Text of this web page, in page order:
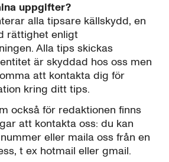
uppgifter?
alla tipsare källskydd, en
rättighet enligt
Alla tips skickas
är skyddad hos oss men
att kontakta dig för
kring ditt tips.
också för redaktionen finns
att kontakta oss: du kan
eller maila oss från en
t ex hotmail eller gmail.